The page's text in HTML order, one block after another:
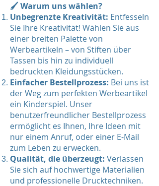
🖌️ Warum uns wählen?
Unbegrenzte Kreativität: Entfesseln
Sie Ihre Kreativität! Wählen Sie aus
einer breiten Palette von
Werbeartikeln – von Stiften über
Tassen bis hin zu individuell
bedruckten Kleidungsstücken.
Einfacher Bestellprozess: Bei uns ist
der Weg zum perfekten Werbeartikel
ein Kinderspiel. Unser
benutzerfreundlicher Bestellprozess
ermöglicht es Ihnen, Ihre Ideen mit
nur einem Anruf, oder einer E-Mail
zum Leben zu erwecken.
Qualität, die überzeugt: Verlassen
Sie sich auf hochwertige Materialien
und professionelle Drucktechniken.